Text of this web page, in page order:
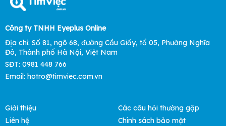
Công ty TNHH Eyeplus Online
Địa chỉ: Số 81, ngõ 68, đường Cầu Giấy, tổ 05, Phường Nghĩa
Đô, Thành phố Hà Nội, Việt Nam
SĐT: 0981 448 766
Email: hotro@timviec.com.vn
Giới thiệu
Liên hệ
Các câu hỏi thường gặp
Chính sách bảo mật